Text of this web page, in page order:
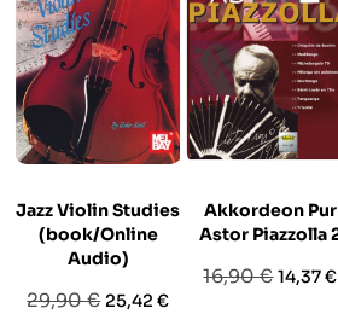
Jazz Violin Studies
(book/Online
Audio)
Prezzo
29,90 € Prezzo
25,42 €
Akkordeon Pur
Astor Piazzolla
Prezzo
16,90 €Prezzo
14,37 €